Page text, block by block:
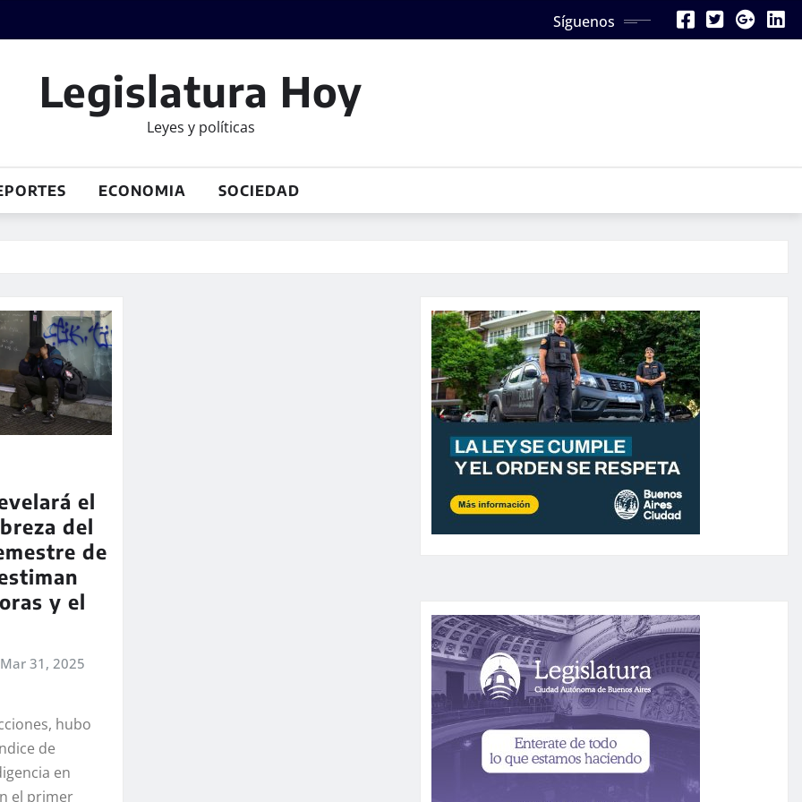
Síguenos
Legislatura Hoy
Leyes y políticas
ECONOMIA SOCIEDAD
el
del
de
y el
Mar 31, 2025
hubo
de
en
el primer